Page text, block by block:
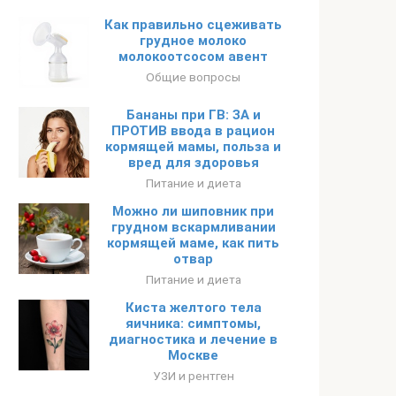
Как правильно сцеживать
грудное молоко
молокоотсосом авент
Общие вопросы
Бананы при ГВ: ЗА и
ПРОТИВ ввода в рацион
кормящей мамы, польза и
вред для здоровья
Питание и диета
Можно ли шиповник при
грудном вскармливании
кормящей маме, как пить
отвар
Питание и диета
Киста желтого тела
яичника: симптомы,
диагностика и лечение в
Москве
УЗИ и рентген